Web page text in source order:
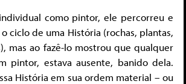
como pintor, ele percorreu e
ciclo de uma História (rochas, plantas,
mas ao fazê-lo mostrou que qualquer
pintor, estava ausente, banido dela.
História em sua ordem material – ou